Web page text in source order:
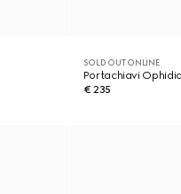
SOLD OUT ONLINE
Portachiavi
€ 235